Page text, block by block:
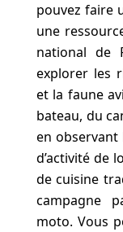
pouvez faire
une
national de
explorer les
et la faune
bateau, du
en observant
d’activité de
de cuisine
campagne
moto. Vous